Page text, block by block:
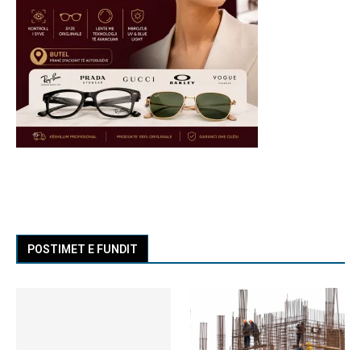
POSTIMET E FUNDIT